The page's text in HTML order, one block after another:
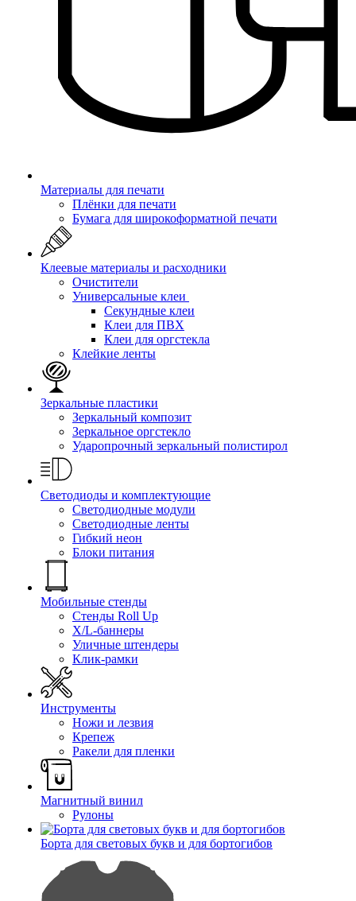
Материалы для печати
Плёнки для печати
Бумага для широкоформатной печати
Клеевые материалы и расходники
Очистители
Универсальные клеи
Секундные клеи
Клеи для ПВХ
Клеи для оргстекла
Клейкие ленты
Зеркальные пластики
Зеркальный композит
Зеркальное оргстекло
Ударопрочный зеркальный полистирол
Светодиоды и комплектующие
Светодиодные модули
Светодиодные ленты
Гибкий неон
Блоки питания
Мобильные стенды
Стенды Roll Up
X/L-баннеры
Уличные штендеры
Клик-рамки
Инструменты
Ножи и лезвия
Крепеж
Ракели для пленки
Магнитный винил
Рулоны
Борта для световых букв и для бортогибов